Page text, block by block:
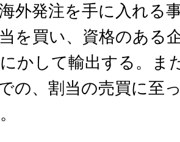
外発注を手に入れる
を買い、資格のある
かして輸出する。ま
の、割当の売買に至